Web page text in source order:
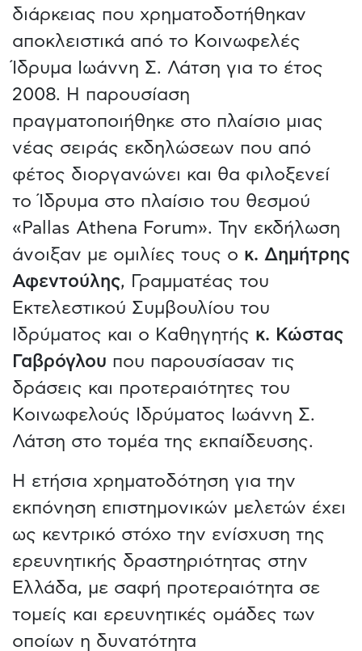
διάρκειας που χρηματοδοτήθηκαν
αποκλειστικά από το Κοινωφελές
Ίδρυμα Ιωάννη Σ. Λάτση για το έτος
2008. Η παρουσίαση
πραγματοποιήθηκε στο πλαίσιο μιας
νέας σειράς εκδηλώσεων που από
φέτος διοργανώνει και θα φιλοξενεί
το Ίδρυμα στο πλαίσιο του θεσμού
«Pallas Athena Forum». Την εκδήλωση
άνοιξαν με ομιλίες τους ο κ. Δημήτρης
Αφεντούλης, Γραμματέας του
Εκτελεστικού Συμβουλίου του
Ιδρύματος και ο Καθηγητής κ. Κώστας
Γαβρόγλου που παρουσίασαν τις
δράσεις και προτεραιότητες του
Κοινωφελούς Ιδρύματος Ιωάννη Σ.
Λάτση στο τομέα της εκπαίδευσης.
Η ετήσια χρηματοδότηση για την
εκπόνηση επιστημονικών μελετών έχει
ως κεντρικό στόχο την ενίσχυση της
ερευνητικής δραστηριότητας στην
Ελλάδα, με σαφή προτεραιότητα σε
τομείς και ερευνητικές ομάδες των
οποίων η δυνατότητα